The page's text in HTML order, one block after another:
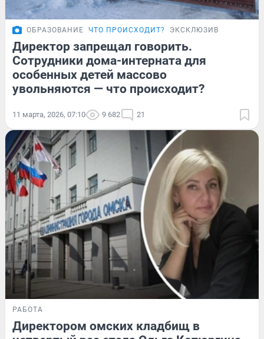
ОБРАЗОВАНИЕ ЧТО ПРОИСХОДИТ? ЭКСКЛЮЗИВ
Директор запрещал говорить.
Сотрудники дома-интерната для
особенных детей массово
увольняются — что происходит?
11 марта, 2026, 07:10 9 682 21
РАБОТА
Директором омских кладбищ в